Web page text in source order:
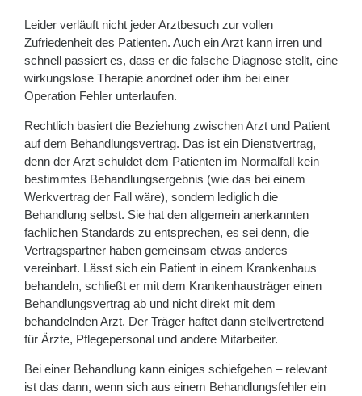
Leider verläuft nicht jeder Arztbesuch zur vollen
Zufriedenheit des Patienten. Auch ein Arzt kann irren und
schnell passiert es, dass er die falsche Diagnose stellt, eine
wirkungslose Therapie anordnet oder ihm bei einer
Operation Fehler unterlaufen.
Rechtlich basiert die Beziehung zwischen Arzt und Patient
auf dem Behandlungsvertrag. Das ist ein Dienstvertrag,
denn der Arzt schuldet dem Patienten im Normalfall kein
bestimmtes Behandlungsergebnis (wie das bei einem
Werkvertrag der Fall wäre), sondern lediglich die
Behandlung selbst. Sie hat den allgemein anerkannten
fachlichen Standards zu entsprechen, es sei denn, die
Vertragspartner haben gemeinsam etwas anderes
vereinbart. Lässt sich ein Patient in einem Krankenhaus
behandeln, schließt er mit dem Krankenhausträger einen
Behandlungsvertrag ab und nicht direkt mit dem
behandelnden Arzt. Der Träger haftet dann stellvertretend
für Ärzte, Pflegepersonal und andere Mitarbeiter.
Bei einer Behandlung kann einiges schiefgehen – relevant
ist das dann, wenn sich aus einem Behandlungsfehler ein